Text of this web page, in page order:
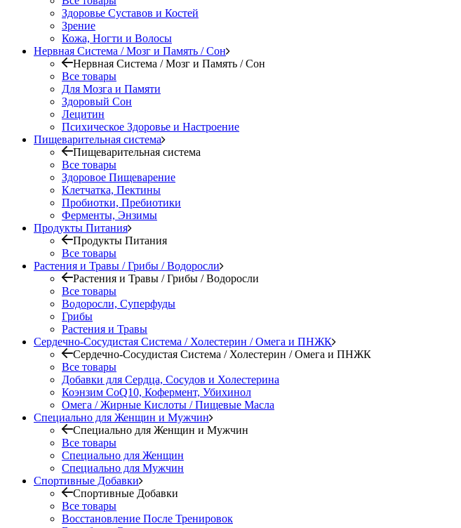
Здоровье Суставов и Костей
Зрение
Кожа, Ногти и Волосы
Нервная Система / Мозг и Память / Сон
Нервная Система / Мозг и Память / Сон
Все товары
Для Мозга и Памяти
Здоровый Сон
Лецитин
Психическое Здоровье и Настроение
Пищеварительная система
Пищеварительная система
Все товары
Здоровое Пищеварение
Клетчатка, Пектины
Пробиотки, Пребиотики
Ферменты, Энзимы
Продукты Питания
Продукты Питания
Все товары
Растения и Травы / Грибы / Водоросли
Растения и Травы / Грибы / Водоросли
Все товары
Водоросли, Суперфуды
Грибы
Растения и Травы
Сердечно-Сосудистая Система / Холестерин / Омега и ПНЖК
Сердечно-Сосудистая Система / Холестерин / Омега и ПНЖК
Все товары
Добавки для Сердца, Сосудов и Холестерина
Коэнзим CoQ10, Кофермент, Убихинол
Омега / Жирные Кислоты / Пищевые Масла
Специально для Женщин и Мужчин
Специально для Женщин и Мужчин
Все товары
Специально для Женщин
Специально для Мужчин
Спортивные Добавки
Спортивные Добавки
Все товары
Восстановление После Тренировок